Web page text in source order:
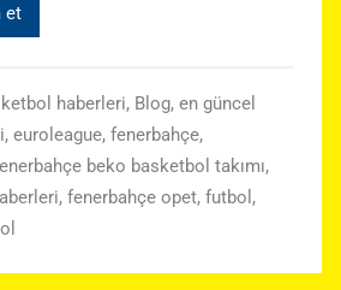
et
haberleri, Blog, en güncel
, euroleague, fenerbahçe,
beko basketbol takımı,
, fenerbahçe opet, futbol ,